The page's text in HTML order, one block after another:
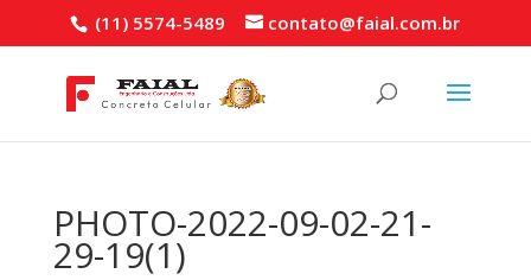
(11) 5574-5489 contato@faial.com.br
PHOTO-2022-09-02-21-
29-19(1)